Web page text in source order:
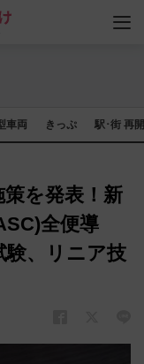
車両 きっぷ 駅･街 再
を発表！新
全便導
験、リニア技